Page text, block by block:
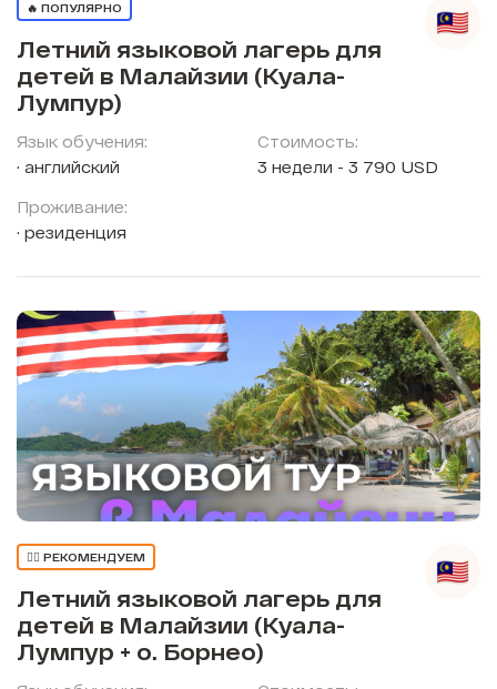
🔥 ПОПУЛЯРНО
Летний языковой лагерь для
детей в Малайзии (Куала-
Лумпур)
Язык обучения:
английский
Проживание:
резиденция
Стоимость:
3 недели - 3 790 USD
👍🏼 РЕКОМЕНДУЕМ
Летний языковой лагерь для
детей в Малайзии (Куала-
Лумпур + о. Борнео)